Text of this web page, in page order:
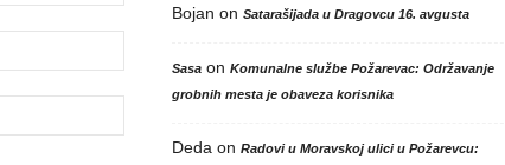
Bojan on Satarašijada u Dragovcu 16. avgusta
Sasaon Komunalne službe Požarevac: Održavanje
grobnih mesta je obaveza korisnika
Deda on Radovi u Moravskoj ulici u Požarevcu: